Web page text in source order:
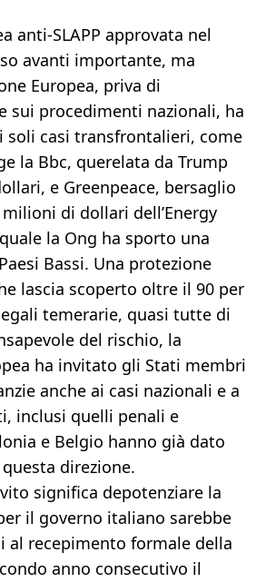
anti-SLAPP approvata nel
avanti importante, ma
Europea, priva di
sui procedimenti nazionali, ha
casi transfrontalieri, come
la Bbc, querelata da Trump
e Greenpeace, bersaglio
di dollari dell’Energy
la Ong ha sporto una
Bassi. Una protezione
lascia scoperto oltre il 90 per
temerarie, quasi tutte di
del rischio, la
ha invitato gli Stati membri
anche ai casi nazionali e a
inclusi quelli penali e
e Belgio hanno già dato
direzione.
significa depotenziare la
il governo italiano sarebbe
al recepimento formale della
anno consecutivo il